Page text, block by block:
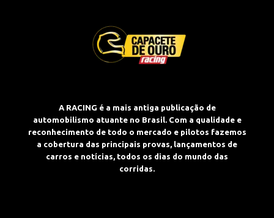
A RACING é a mais antiga publicação de
automobilismo atuante no Brasil. Com a qualidade e
reconhecimento de todo o mercado e pilotos fazemos
a cobertura das principais provas, lançamentos de
carros e notícias, todos os dias do mundo das
corridas.